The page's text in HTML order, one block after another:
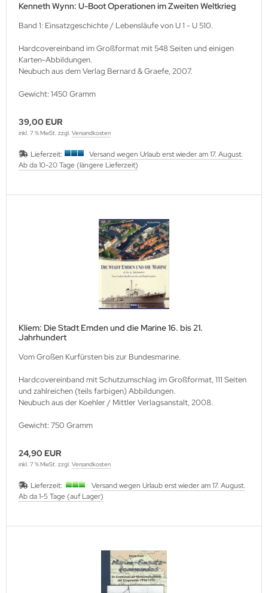
Kenneth Wynn: U-Boot Operationen im Zweiten Weltkrieg
Band 1: Einsatzgeschichte / Lebensläufe von U 1 - U 510.
Hardcovereinband im Großformat mit 548 Seiten und einigen
Karten-Abbildungen.
Neubuch aus dem Verlag Bernard & Graefe, 2007.
Gewicht: 1450 Gramm
39,00 EUR
inkl. 7 % MwSt. zzgl. Versandkosten
Lieferzeit:
Versand wegen Urlaub erst wieder am 17. August.
Ab da 10-20 Tage (längere Lieferzeit)
Kliem: Die Stadt Emden und die Marine 16. bis 21.
Jahrhundert
Vom Großen Kurfürsten bis zur Bundesmarine.
Hardcovereinband mit Schutzumschlag im Großformat, 111 Seiten
und zahlreichen (teils farbigen) Abbildungen.
Neubuch aus der Koehler / Mittler Verlagsanstalt, 2008.
Gewicht: 750 Gramm
24,90 EUR
inkl. 7 % MwSt. zzgl. Versandkosten
Lieferzeit:
Versand wegen Urlaub erst wieder am 17. August.
Ab da 1-5 Tage (auf Lager)